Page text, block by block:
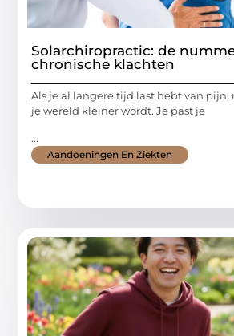
Solarchiropractic: de
chronische klachten
Als je al langere tijd last hebt van pijn,
je wereld kleiner wordt. Je past je
...
Aandoeningen En Ziekten